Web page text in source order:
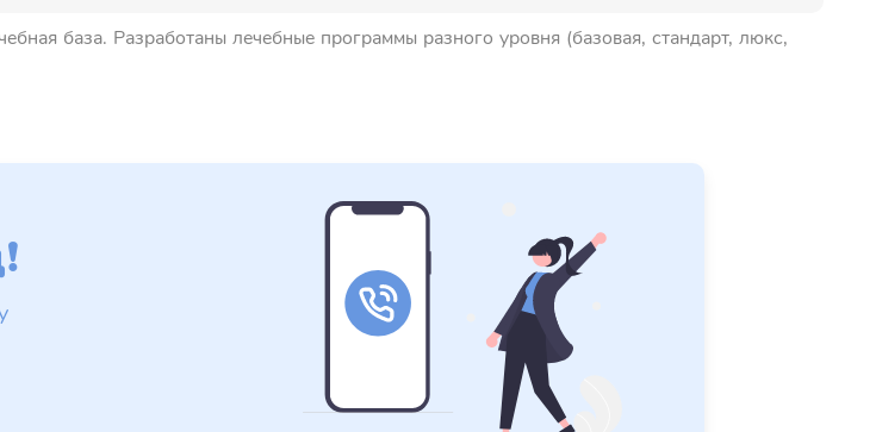
база. Разработаны лечебные программы разного уровня (базовая, стандарт, люкс,